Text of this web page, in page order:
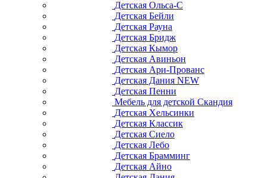
Детская Ольса-С
Детская Бейли
Детская Рауна
Детская Бридж
Детская Кымор
Детская Авиньон
Детская Ари-Прованс
Детская Дания NEW
Детская Пенни
Мебель для детской Скандия
Детская Хельсинки
Детская Классик
Детская Сиело
Детская Лебо
Детская Брамминг
Детская Айно